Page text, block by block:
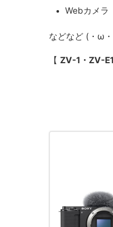
Webカメラ
などなど (・ω
【 ZV-1・ZV-